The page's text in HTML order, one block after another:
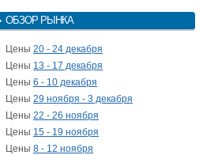
ОБЗОР РЫНКА
Цены 20 - 24 декабря
Цены 13 - 17 декабря
Цены 6 - 10 декабря
Цены 29 ноября - 3 декабря
Цены 22 - 26 ноября
Цены 15 - 19 ноября
Цены 8 - 12 ноября